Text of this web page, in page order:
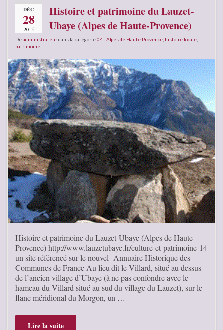
DÉC
28
2015
Histoire et patrimoine du Lauzet-
Ubaye (Alpes de Haute-Provence)
Deadministrateurdans la catégorie04 - Alpes de Haute Provence histoire locale
patrimoine
Histoire et patrimoine du Lauzet-Ubaye (Alpes de Haute-
Provence) http://www.lauzetubaye.fr/culture-et-patrimoine-14
un site référencé sur le nouvel Annuaire Historique des
Communes de France Au lieu dit le Villard, situé au dessus
de l’ancien village d’Ubaye (à ne pas confondre avec le
hameau du Villard situé au sud du village du Lauzet), sur le
flanc méridional du Morgon, un …
Lire la suite